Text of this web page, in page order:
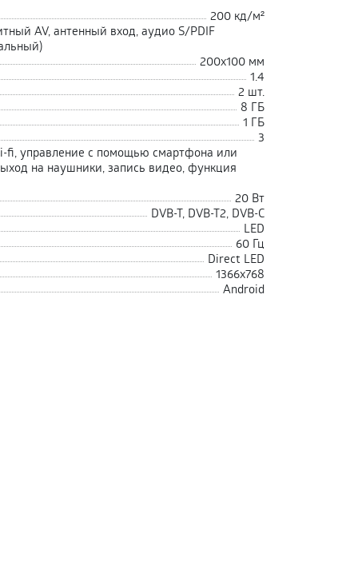
200 кд/м²
AV, антенный вход, аудио S/PDIF
200х100 мм
1.4
2 шт.
8 ГБ
1 ГБ
3
fi, управление с помощью смартфона или
на наушники, запись видео, функция
20 Вт
DVB-T, DVB-T2, DVB-C
LED
60 Гц
Direct LED
1366x768
Android